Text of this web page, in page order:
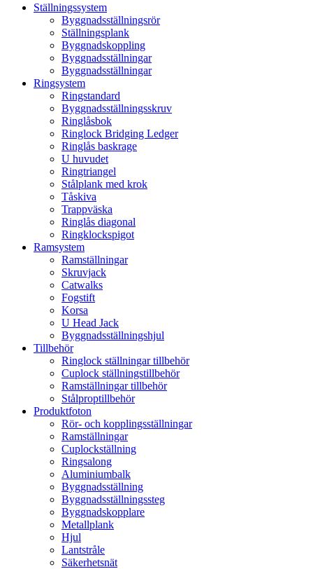
Ställningssystem
Byggnadsställningsrör
Ställningsplank
Byggnadskoppling
Byggnadsställningar
Byggnadsställningar
Ringsystem
Ringstandard
Byggnadsställningsskruv
Ringlåsbok
Ringlock Bridging Ledger
Ringlås baskrage
U huvudet
Ringtriangel
Stålplank med krok
Tåskiva
Trappväska
Ringlås diagonal
Ringklockspigot
Ramsystem
Ramställningar
Skruvjack
Catwalks
Fogstift
Korsa
U Head Jack
Byggnadsställningshjul
Tillbehör
Ringlock ställningar tillbehör
Cuplock ställningstillbehör
Ramställningar tillbehör
Stålproptillbehör
Produktfoton
Rör- och kopplingsställningar
Ramställningar
Cuplockställning
Ringsalong
Aluminiumbalk
Byggnadsställning
Byggnadsställningssteg
Byggnadskopplare
Metallplank
Hjul
Lantstråle
Säkerhetsnät